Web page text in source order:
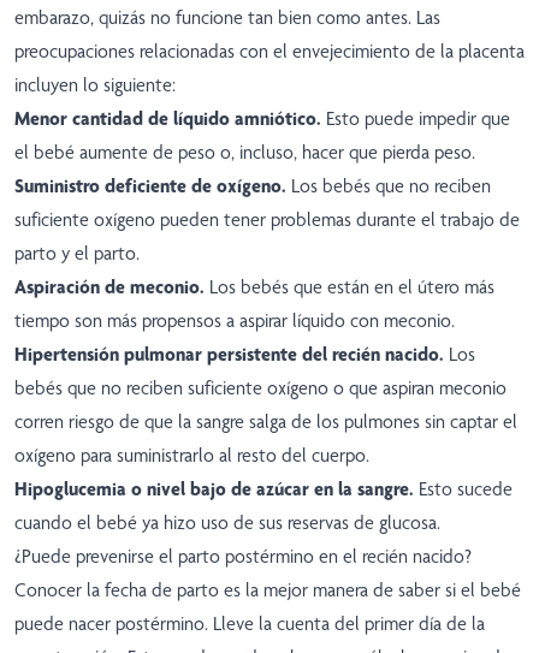
embarazo, quizás no funcione tan bien como antes. Las
preocupaciones relacionadas con el envejecimiento de la placenta
incluyen lo siguiente:
Menor cantidad de líquido amniótico. Esto puede impedir que
el bebé aumente de peso o, incluso, hacer que pierda peso.
Suministro deficiente de oxígeno. Los bebés que no reciben
suficiente oxígeno pueden tener problemas durante el trabajo de
parto y el parto.
Aspiración de meconio. Los bebés que están en el útero más
tiempo son más propensos a aspirar líquido con meconio.
Hipertensión pulmonar persistente del recién nacido. Los
bebés que no reciben suficiente oxígeno o que aspiran meconio
corren riesgo de que la sangre salga de los pulmones sin captar el
oxígeno para suministrarlo al resto del cuerpo.
Hipoglucemia o nivel bajo de azúcar en la sangre. Esto sucede
cuando el bebé ya hizo uso de sus reservas de glucosa.
¿Puede prevenirse el parto postérmino en el recién nacido?
Conocer la fecha de parto es la mejor manera de saber si el bebé
puede nacer postérmino. Lleve la cuenta del primer día de la